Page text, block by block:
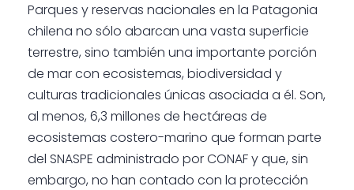
Parques y reservas nacionales en la Patagonia
chilena no sólo abarcan una vasta superficie
terrestre, sino también una importante porción
de mar con ecosistemas, biodiversidad y
culturas tradicionales únicas asociada a él. Son,
al menos, 6,3 millones de hectáreas de
ecosistemas costero-marino que forman parte
del SNASPE administrado por CONAF y que, sin
embargo, no han contado con la protección